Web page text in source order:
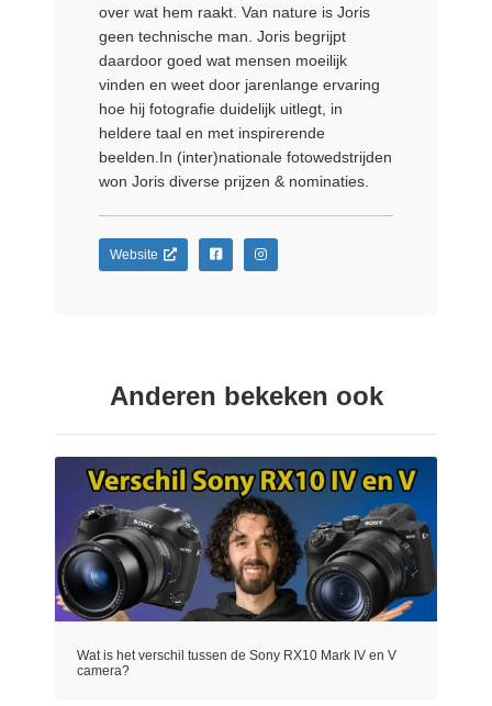
over wat hem raakt. Van nature is Joris
geen technische man. Joris begrijpt
daardoor goed wat mensen moeilijk
vinden en weet door jarenlange ervaring
hoe hij fotografie duidelijk uitlegt, in
heldere taal en met inspirerende
beelden.In (inter)nationale fotowedstrijden
won Joris diverse prijzen & nominaties.
Website
Anderen bekeken ook
Wat is het verschil tussen de Sony RX10 Mark IV en V
camera?